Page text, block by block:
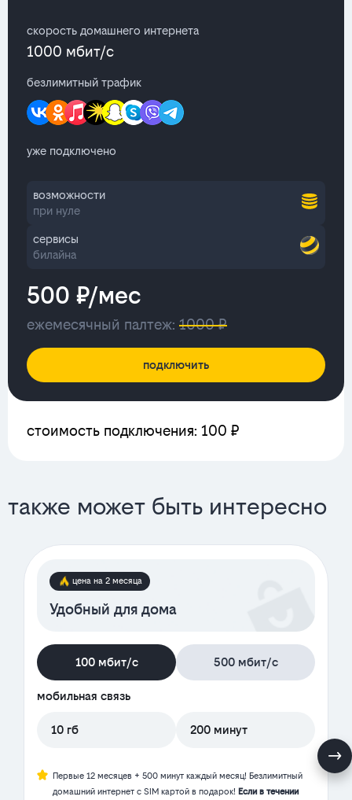
скорость домашнего интернета
1000 мбит/с
безлимитный трафик
уже подключено
возможности
при нуле
сервисы
билайна
500 ₽/мес
ежемесячный палтеж: 1000 ₽
подключить
стоимость подключения: 100 ₽
также может быть интересно
цена на 2 месяца
Удобный для дома
100 мбит/с 500 мбит/с
мобильная связь
10 гб 200 минут
Первые 12 месяцев + 500 минут каждый месяц! Безлимитный
домашний интернет с SIM картой в подарок! Если в течении